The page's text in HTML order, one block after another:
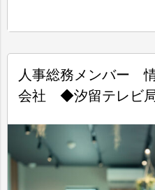
人事総務メンバー
会社 ◆汐留テレビ